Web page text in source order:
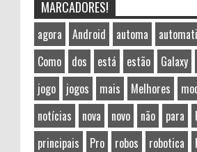
MARCADORES!
agora Android automa
Como
dos está estão Galaxy
jogo
jogos mais Melhores
notícias
nova novo não para
principais
Pro robos robotica